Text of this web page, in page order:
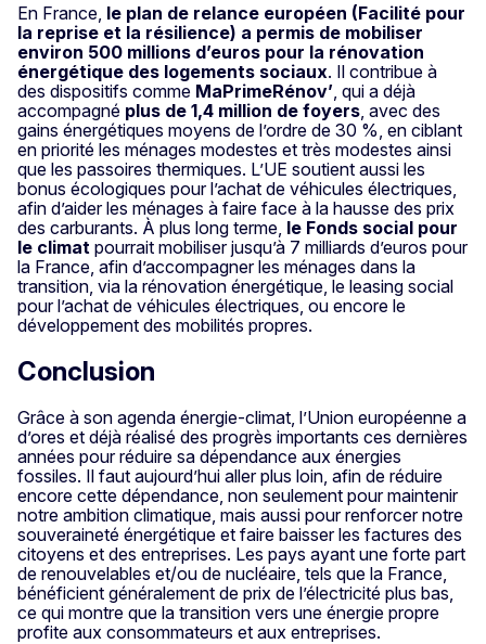
En France, le plan de relance européen (Facilité pour
la reprise et la résilience) a permis de mobiliser
environ 500 millions d’euros pour la rénovation
énergétique des logements sociaux. Il contribue à
des dispositifs comme MaPrimeRénov’ , qui a déjà
accompagné plus de 1,4 million de foyers , avec des
gains énergétiques moyens de l’ordre de 30 %, en ciblant
en priorité les ménages modestes et très modestes ainsi
que les passoires thermiques. L’UE soutient aussi les
bonus écologiques pour l’achat de véhicules électriques,
afin d’aider les ménages à faire face à la hausse des prix
des carburants. À plus long terme, le Fonds social pour
le climat pourrait mobiliser jusqu’à 7 milliards d’euros pour
la France, afin d’accompagner les ménages dans la
transition, via la rénovation énergétique, le leasing social
pour l’achat de véhicules électriques, ou encore le
développement des mobilités propres.
Conclusion
Grâce à son agenda énergie-climat, l’Union européenne a
d’ores et déjà réalisé des progrès importants ces dernières
années pour réduire sa dépendance aux énergies
fossiles. Il faut aujourd’hui aller plus loin, afin de réduire
encore cette dépendance, non seulement pour maintenir
notre ambition climatique, mais aussi pour renforcer notre
souveraineté énergétique et faire baisser les factures des
citoyens et des entreprises. Les pays ayant une forte part
de renouvelables et/ou de nucléaire, tels que la France,
bénéficient généralement de prix de l’électricité plus bas,
ce qui montre que la transition vers une énergie propre
profite aux consommateurs et aux entreprises.